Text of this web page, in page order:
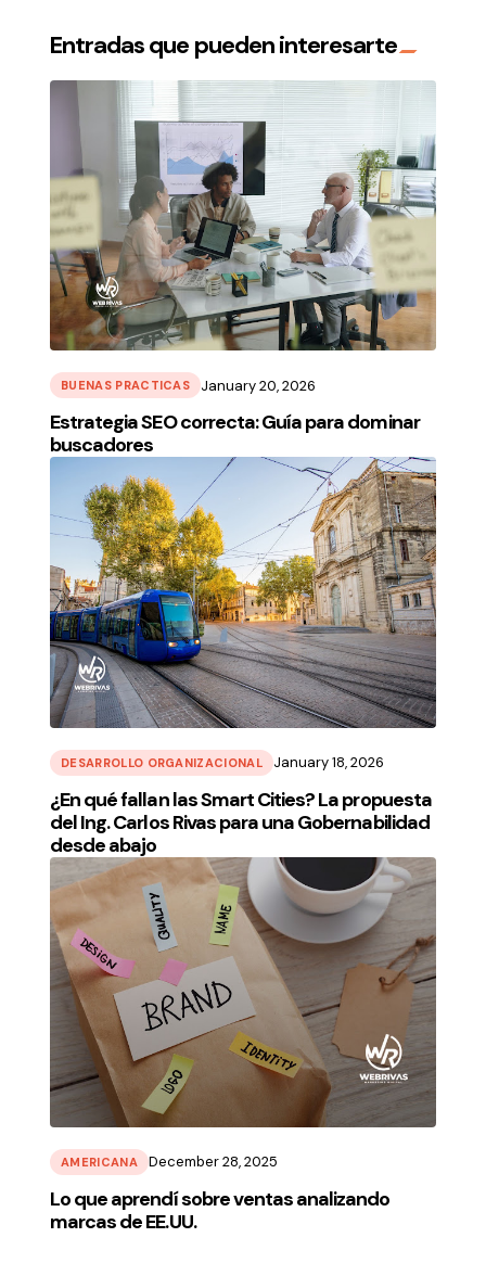
Entradas que pueden interesarte
BUENAS PRACTICAS January 20, 2026
Estrategia SEO correcta: Guía para dominar
buscadores
DESARROLLO ORGANIZACIONAL January 18, 2026
¿En qué fallan las Smart Cities? La propuesta
del Ing. Carlos Rivas para una Gobernabilidad
desde abajo
AMERICANA December 28, 2025
Lo que aprendí sobre ventas analizando
marcas de EE.UU.